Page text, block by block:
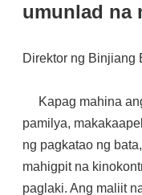
umunlad na
Direktor ng Binjiang
Kapag mahina
pamilya,
ng pagkatao ng
mahigpit na
paglaki. Ang maliit